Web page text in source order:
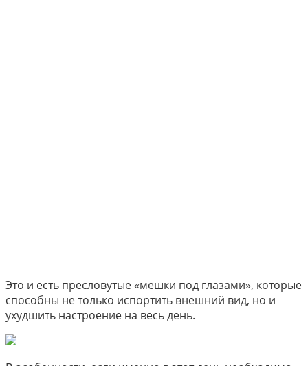
Это и есть пресловутые «мешки под глазами», которые
способны не только испортить внешний вид, но и
ухудшить настроение на весь день.